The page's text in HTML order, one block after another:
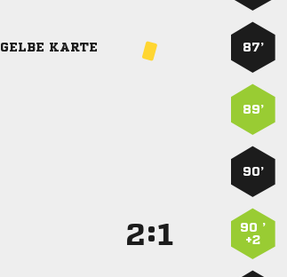
GELBE KARTE 87’
89’
90’
:
90 ’
+2